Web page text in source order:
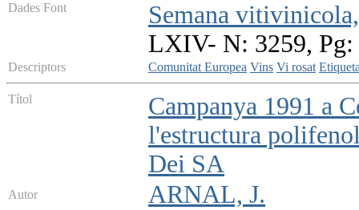
Dades Font
Semana
LXIV- N: 3259, Pg:
Descriptors Comunitat Europea Vins Vi rosat
Títol
Campanya 1991 a
l'estructura
Dei SA
Autor ARNAL, J.